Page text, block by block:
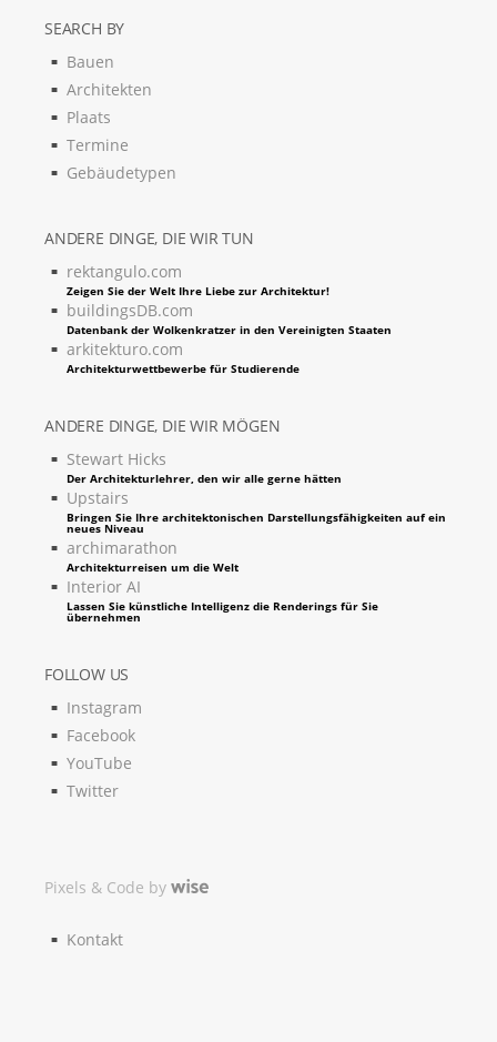
SEARCH BY
Bauen
Architekten
Plaats
Termine
Gebäudetypen
ANDERE DINGE, DIE WIR TUN
rektangulo.com
Zeigen Sie der Welt Ihre Liebe zur Architektur!
buildingsDB.com
Datenbank der Wolkenkratzer in den Vereinigten Staaten
arkitekturo.com
Architekturwettbewerbe für Studierende
ANDERE DINGE, DIE WIR MÖGEN
Stewart Hicks
Der Architekturlehrer, den wir alle gerne hätten
Upstairs
Bringen Sie Ihre architektonischen Darstellungsfähigkeiten auf ein
neues Niveau
archimarathon
Architekturreisen um die Welt
Interior AI
Lassen Sie künstliche Intelligenz die Renderings für Sie
übernehmen
FOLLOW US
Instagram
Facebook
YouTube
Twitter
Pixels & Code by
Kontakt